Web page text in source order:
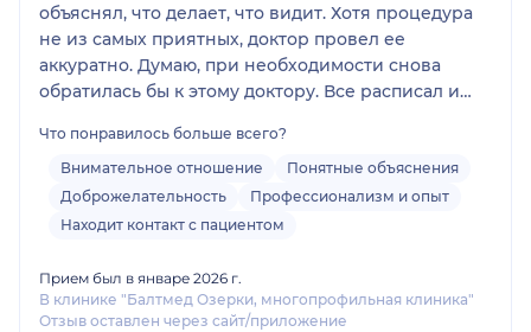
объяснял, что делает, что видит. Хотя процедура
не из самых приятных, доктор провел ее
аккуратно. Думаю, при необходимости снова
обратилась бы к этому доктору. Все расписал и
впечатления после посещения клиники.
Что понравилось больше всего?
Внимательное отношение
Понятные объяснения
Доброжелательность
Профессионализм и опыт
Находит контакт с пациентом
Прием был в январе 2026 г.
В клинике "Балтмед Озерки, многопрофильная клиника"
Отзыв оставлен через сайт/приложение